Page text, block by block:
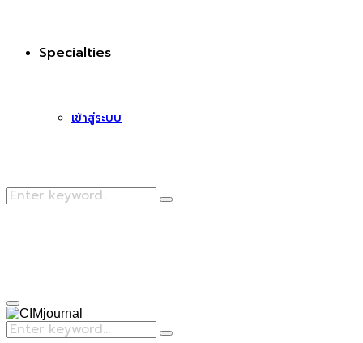
Specialties
เข้าสู่ระบบ
Search
Search
Primary
Menu
Search
Search